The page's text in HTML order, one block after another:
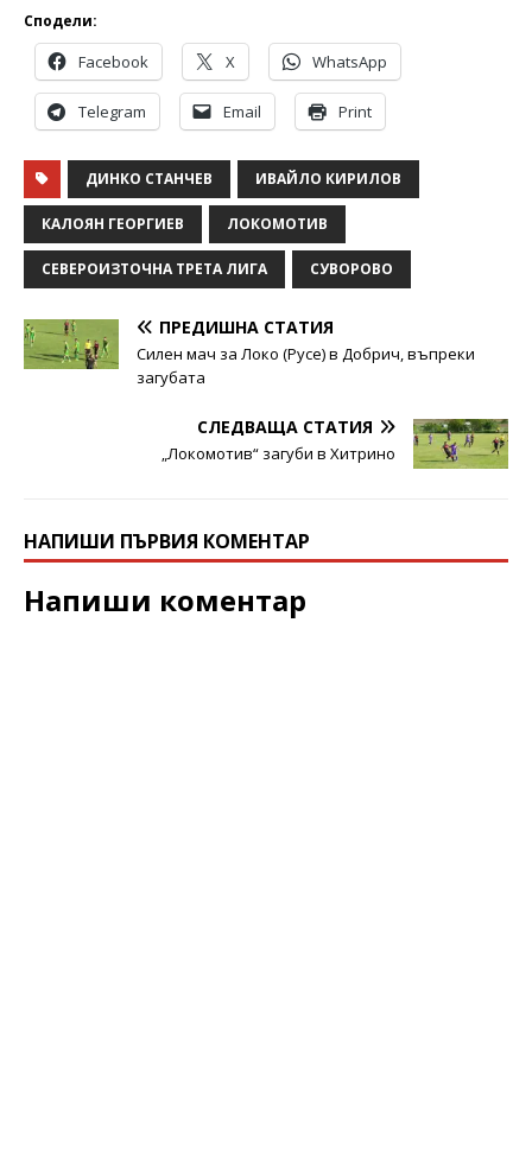
Сподели:
Facebook X WhatsApp
Telegram Email Print
ДИНКО СТАНЧЕВ ИВАЙЛО КИРИЛОВ
КАЛОЯН ГЕОРГИЕВ ЛОКОМОТИВ
СЕВЕРОИЗТОЧНА ТРЕТА ЛИГА СУВОРОВО
ПРЕДИШНА СТАТИЯ
Силен мач за Локо (Русе) в Добрич, въпреки
загубата
СЛЕДВАЩА СТАТИЯ
„Локомотив“ загуби в Хитрино
НАПИШИ ПЪРВИЯ КОМЕНТАР
Напиши коментар